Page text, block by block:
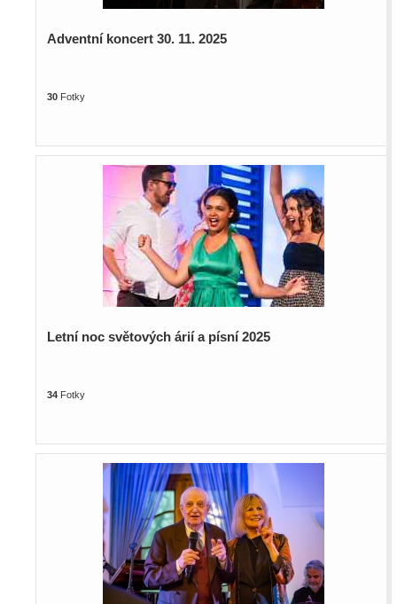
Adventní koncert 30. 11. 2025
30Fotky
Letní noc světových árií a písní 2025
34Fotky